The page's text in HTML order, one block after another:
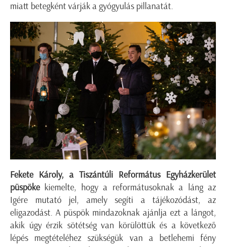
miatt betegként várják a gyógyulás pillanatát.
Fekete Károly, a Tiszántúli Református Egyházkerület
püspökekiemelte, hogy a reformátusoknak a láng az
Igére mutató jel, amely segíti a tájékozódást, az
eligazodást. A püspök mindazoknak ajánlja ezt a lángot,
akik úgy érzik sötétség van körülöttük és a következő
lépés megtételéhez szükségük van a betlehemi fény